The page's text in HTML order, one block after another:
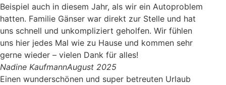
Beispiel auch in diesem Jahr, als wir ein Autoproblem
hatten. Familie Gänser war direkt zur Stelle und hat
uns schnell und unkompliziert geholfen. Wir fühlen
uns hier jedes Mal wie zu Hause und kommen sehr
gerne wieder – vielen Dank für alles!
Nadine KaufmannAugust 2025
Einen wunderschönen und super betreuten Urlaub